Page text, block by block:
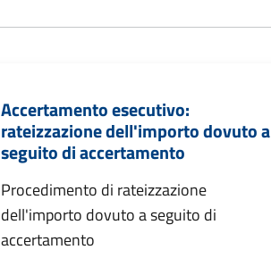
Accertamento esecutivo:
rateizzazione dell'importo dovuto a
seguito di accertamento
Procedimento di rateizzazione
dell'importo dovuto a seguito di
accertamento